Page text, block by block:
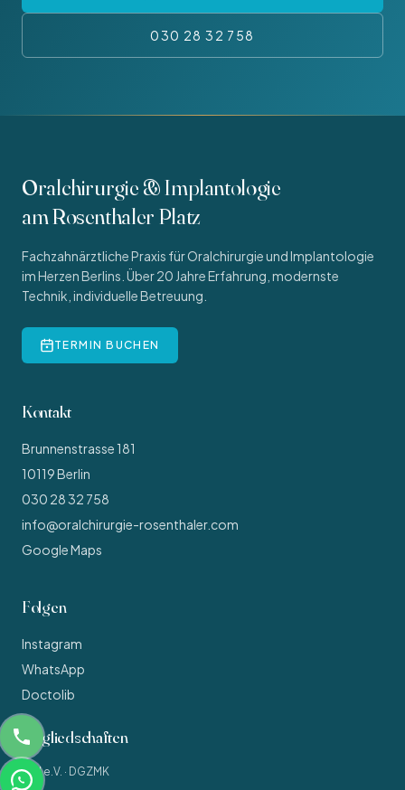
030 28 32 758
Oralchirurgie & Implantologie
am Rosenthaler Platz
Fachzahnärztliche Praxis für Oralchirurgie und Implantologie
im Herzen Berlins. Über 20 Jahre Erfahrung, modernste
Technik, individuelle Betreuung.
TERMIN BUCHEN
Kontakt
Brunnenstrasse 181
10119Berlin
030 28 32 758
info@oralchirurgie-rosenthaler.com
Google Maps
Folgen
Instagram
WhatsApp
Doctolib
Mitgliedschaften
DGI e.V. · DGZMK